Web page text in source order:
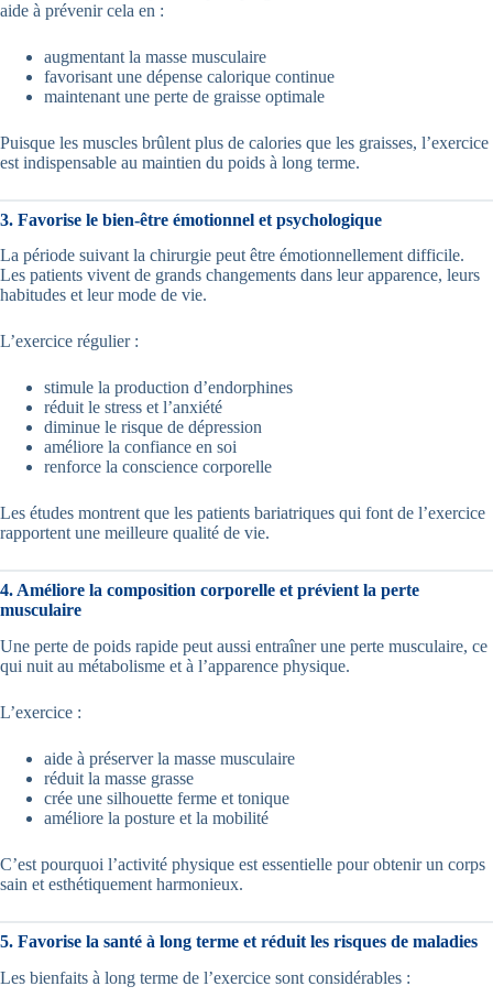
aide à prévenir cela en :
augmentant la masse musculaire
favorisant une dépense calorique continue
maintenant une perte de graisse optimale
Puisque les muscles brûlent plus de calories que les graisses, l’exercice
est indispensable au maintien du poids à long terme.
3. Favorise le bien-être émotionnel et psychologique
La période suivant la chirurgie peut être émotionnellement difficile.
Les patients vivent de grands changements dans leur apparence, leurs
habitudes et leur mode de vie.
L’exercice régulier :
stimule la production d’endorphines
réduit le stress et l’anxiété
diminue le risque de dépression
améliore la confiance en soi
renforce la conscience corporelle
Les études montrent que les patients bariatriques qui font de l’exercice
rapportent une meilleure qualité de vie.
4. Améliore la composition corporelle et prévient la perte
musculaire
Une perte de poids rapide peut aussi entraîner une perte musculaire, ce
qui nuit au métabolisme et à l’apparence physique.
L’exercice :
aide à préserver la masse musculaire
réduit la masse grasse
crée une silhouette ferme et tonique
améliore la posture et la mobilité
C’est pourquoi l’activité physique est essentielle pour obtenir un corps
sain et esthétiquement harmonieux.
5. Favorise la santé à long terme et réduit les risques de maladies
Les bienfaits à long terme de l’exercice sont considérables :